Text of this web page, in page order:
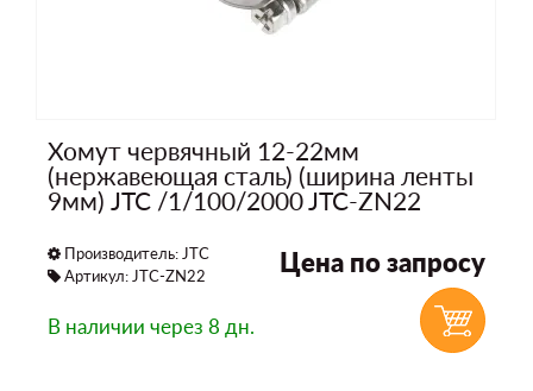
Хомут червячный 12-22мм
(нержавеющая сталь) (ширина ленты
9мм) JTC /1/100/2000 JTC-ZN22
Производитель: JTC
Артикул: JTC-ZN22
Цена по запросу
В наличии через 8 дн.